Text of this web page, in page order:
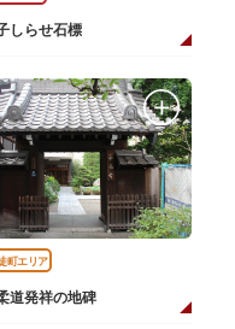
しらせ石標
町エリア
道発祥の地碑